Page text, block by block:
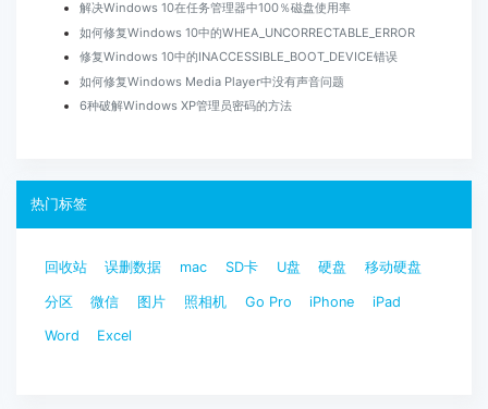
解决Windows 10在任务管理器中100％磁盘使用率
如何修复Windows 10中的WHEA_UNCORRECTABLE_ERROR
修复Windows 10中的INACCESSIBLE_BOOT_DEVICE错误
如何修复Windows Media Player中没有声音问题
6种破解Windows XP管理员密码的方法
热门标签
回收站 误删数据 mac SD卡 U盘 硬盘 移动硬盘
分区 微信 图片 照相机 Go Pro iPhone iPad
Word Excel